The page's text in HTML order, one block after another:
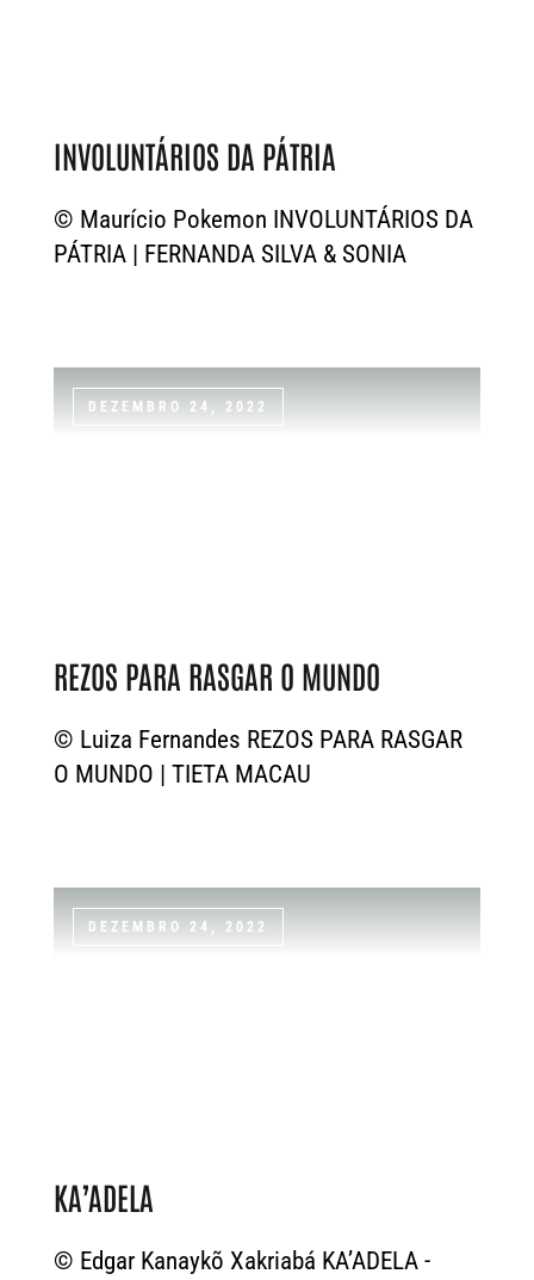
INVOLUNTÁRIOS DA PÁTRIA
© Maurício Pokemon INVOLUNTÁRIOS DA
PÁTRIA | FERNANDA SILVA & SONIA
DEZEMBRO 24, 2022
REZOS PARA RASGAR O MUNDO
© Luiza Fernandes REZOS PARA RASGAR
O MUNDO | TIETA MACAU
DEZEMBRO 24, 2022
KA’ADELA
© Edgar Kanaykõ Xakriabá KA’ADELA -